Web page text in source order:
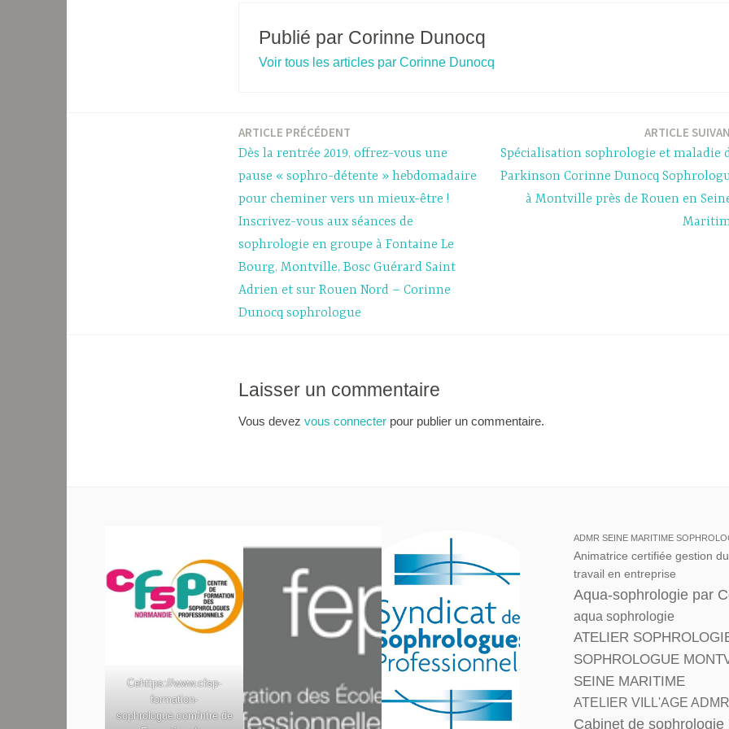
Publié par Corinne Dunocq
Voir tous les articles par Corinne Dunocq
ARTICLE PRÉCÉDENT
Dès la rentrée 2019, offrez-vous une
pause « sophro-détente » hebdomadaire
pour cheminer vers un mieux-être !
Inscrivez-vous aux séances de
sophrologie en groupe à Fontaine Le
Bourg, Montville, Bosc Guérard Saint
Adrien et sur Rouen Nord – Corinne
Dunocq sophrologue
ARTICLE
Spécialisation sophrologie et maladie
Parkinson Corinne Dunocq
à Montville près de Rouen en
Laisser un commentaire
Vous devez vous connecter pour publier un commentaire.
Cehttps://www.cfsp-
formation-
sophrologue.com/ntre de
ADMR SEINE MARITIME
Animatrice certifiée gestion
travail en entreprise
Aqua-sophrologie par
aqua sophrologie
ATELIER
SOPHROLOGUE
SEINE MARITIME
ATELIER VILL'AGE
Cabinet de